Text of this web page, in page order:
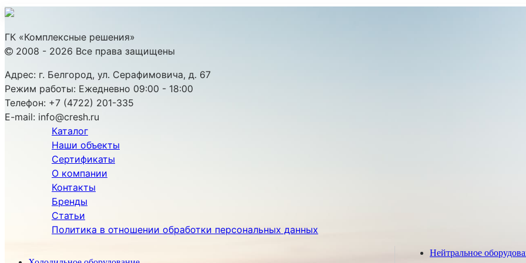
ГК «Комплексные решения»
2008 - 2026 Все права защищены
Адрес: г. Белгород, ул. Серафимовича, д. 67
Режим работы: Ежедневно 09:00 - 18:00
Телефон: +7 (4722) 201-335
E-mail: info@cresh.ru
Каталог
Наши объекты
Сертификаты
О компании
Контакты
Бренды
Статьи
Политика в отношении обработки персональных данных
Нейтральное